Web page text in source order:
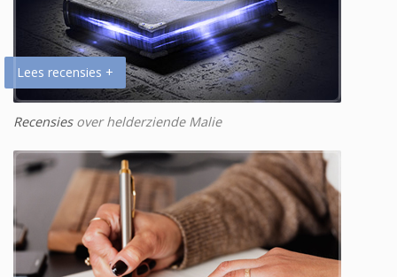
Lees recensies +
Recensiesover helderziende Malie